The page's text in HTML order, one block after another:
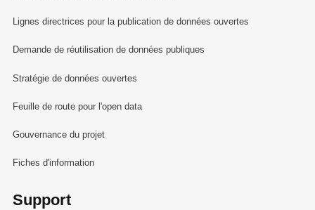
Lignes directrices pour la publication de données ouvertes
Demande de réutilisation de données publiques
Stratégie de données ouvertes
Feuille de route pour l'open data
Gouvernance du projet
Fiches d'information
Support